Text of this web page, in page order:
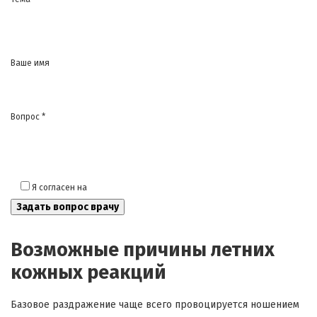
Ваше имя
Вопрос *
Я согласен на
Возможные причины летних
кожных реакций
Базовое раздражение чаще всего провоцируется ношением